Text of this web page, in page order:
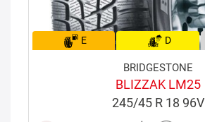
E D
BRIDGESTONE
BLIZZAK LM25
245/45 R 18 96V